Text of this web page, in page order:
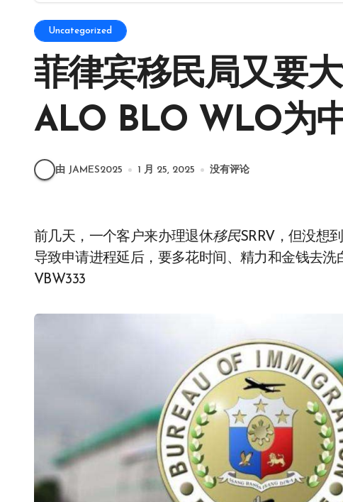
Uncategorized
菲律宾移民局又要
ALO BLO WLO为
由 JAMES2025 1 月 25, 2025 没有评论
前几天，一个客户来办理退休移民SRRV，但没想
导致申请进程延后，要多花时间、精力和金钱去
VBW333